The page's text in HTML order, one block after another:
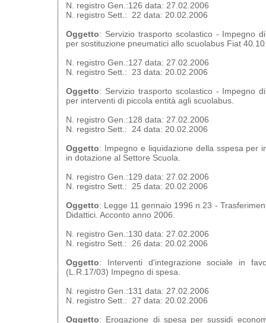
N. registro Gen.:126 data: 27.02.2006
N. registro Sett.: 22 data: 20.02.2006
Oggetto: Servizio trasporto scolastico - Impegno
per sostituzione pneumatici allo scuolabus Fiat
N. registro Gen.:127 data: 27.02.2006
N. registro Sett.: 23 data: 20.02.2006
Oggetto: Servizio trasporto scolastico - Impegno
per interventi di piccola entità agli scuolabus.
N. registro Gen.:128 data: 27.02.2006
N. registro Sett.: 24 data: 20.02.2006
Oggetto: Impegno e liquidazione della sspesa per
in dotazione al Settore Scuola.
N. registro Gen.:129 data: 27.02.2006
N. registro Sett.: 25 data: 20.02.2006
Oggetto: Legge 11 gennaio 1996 n.23 -
Didattici. Acconto anno 2006.
N. registro Gen.:130 data: 27.02.2006
N. registro Sett.: 26 data: 20.02.2006
Oggetto: Interventi d'integrazione sociale in
(L.R.17/03) Impegno di spesa.
N. registro Gen.:131 data: 27.02.2006
N. registro Sett.: 27 data: 20.02.2006
Oggetto: Erogazione di spesa per sussidi